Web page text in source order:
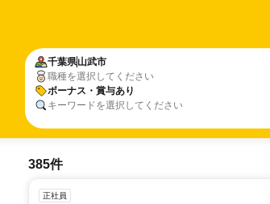
千葉県山武市
職種を選択してください
ボーナス・賞与あり
キーワードを選択してください
385件
正社員